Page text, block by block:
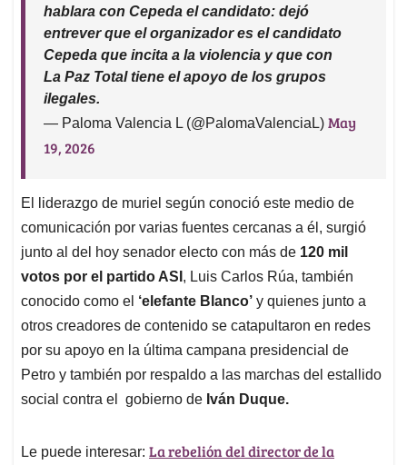
hablara con Cepeda el candidato: dejó
entrever que el organizador es el candidato
Cepeda que incita a la violencia y que con
La Paz Total tiene el apoyo de los grupos
ilegales.
— Paloma Valencia L (@PalomaValenciaL) May
19, 2026
El liderazgo de muriel según conoció este medio de
comunicación por varias fuentes cercanas a él, surgió
junto al del hoy senador electo con más de 120 mil
votos por el partido ASI , Luis Carlos Rúa, también
conocido como el ‘elefante Blanco’ y quienes junto a
otros creadores de contenido se catapultaron en redes
por su apoyo en la última campana presidencial de
Petro y también por respaldo a las marchas del estallido
social contra el gobierno de Iván Duque.
Le puede interesar: La rebelión del director de la